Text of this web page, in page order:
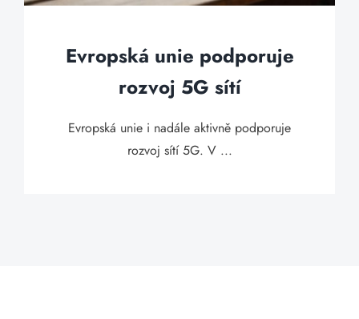
Evropská unie podporuje
rozvoj 5G sítí
Evropská unie i nadále aktivně podporuje
rozvoj sítí 5G. V ...